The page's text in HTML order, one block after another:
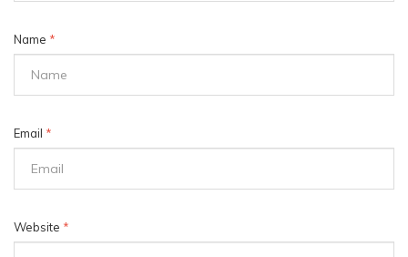
Name *
Email *
Website *